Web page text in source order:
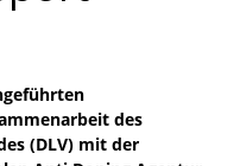
des
(DLV) mit der